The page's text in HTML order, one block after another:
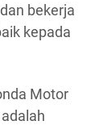
bekerja
kepada
Motor